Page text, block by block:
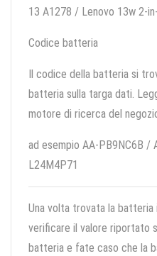
13 A1278 / Lenovo 13w 2-
Codice batteria
Il codice della batteria si
batteria sulla targa dati.
motore di ricerca del
ad esempio AA-PB9NC6B
L24M4P71
Una volta trovata la
verificare il valore riportato
batteria e fate caso che la